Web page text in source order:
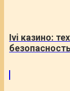
Ivi казино: